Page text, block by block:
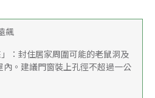
飆
：封住居家周圍可能的老鼠洞及
。建議門窗裝上孔徑不超過一公